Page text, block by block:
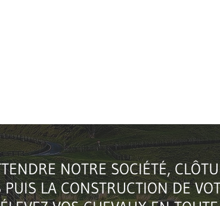
NOTRE SOCIÉTÉ,
LA CONSTRUCTION DE